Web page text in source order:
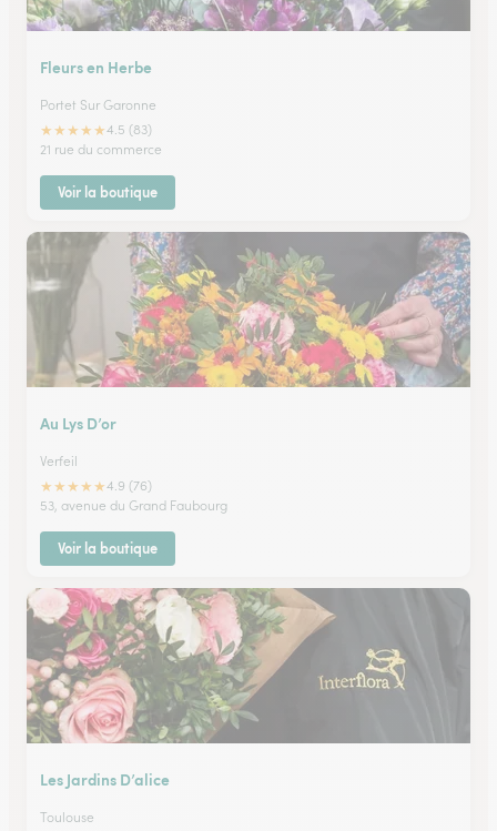
Fleurs en Herbe
Portet Sur Garonne
★★★★★4.5 (83)
21 rue du commerce
Voir la boutique
Au Lys D’or
Verfeil
★★★★★4.9 (76)
53, avenue du Grand Faubourg
Voir la boutique
Les Jardins D’alice
Toulouse